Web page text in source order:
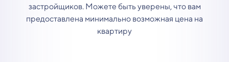
застройщиков. Можете быть уверены, что вам
предоставлена минимально возможная цена на
квартиру